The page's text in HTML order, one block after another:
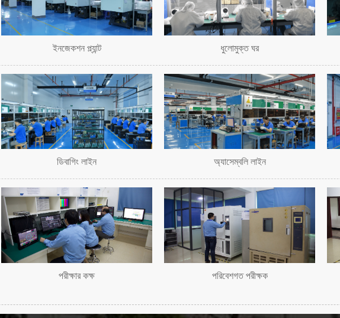
ইনজেকশন প্ল্যান্ট ধুলোমুক্ত ঘর
ডিবাগিং লাইন অ্যাসেম্বলি লাইন
পরীক্ষার কক্ষ পরিবেশগত পরীক্ষক